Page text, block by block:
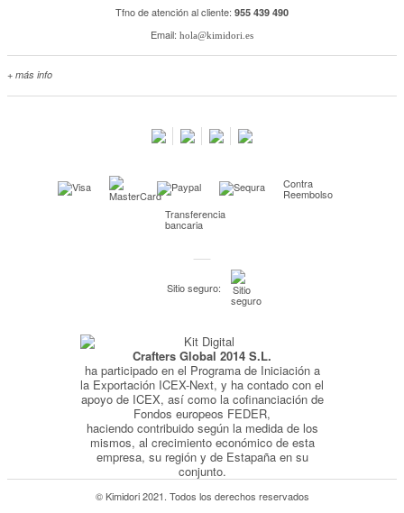
Tfno de atención al cliente: 955 439 490
Email: hola@kimidori.es
+ más info
Kimidori PRINT, nuestro servicio de impresión de fotos
Pago seguro y financiación
Condiciones generales de Compra
Política de Privacidad
Política de Cookies
Contra
Reembolso
Transferencia
bancaria
Sitio seguro:
Crafters Global 2014 S.L.
ha participado en el Programa de Iniciación a
la Exportación ICEX-Next, y ha contado con el
apoyo de ICEX, así como la cofinanciación de
Fondos europeos FEDER,
haciendo contribuido según la medida de los
mismos, al crecimiento económico de esta
empresa, su región y de Estapaña en su
conjunto.
© Kimidori 2021. Todos los derechos reservados